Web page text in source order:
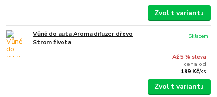
Zvolit variantu
Vůně do auta Aroma difuzér dřevo
Strom života
Až 5 % sleva
cena od
199 Kč/ks
Skladem
Zvolit variantu